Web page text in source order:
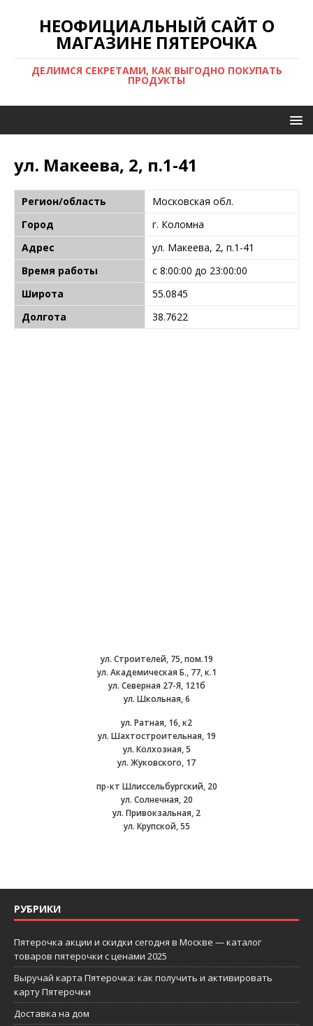
НЕОФИЦИАЛЬНЫЙ САЙТ О
МАГАЗИНЕ ПЯТЕРОЧКА
ДЕЛИМСЯ СЕКРЕТАМИ, КАК ВЫГОДНО ПОКУПАТЬ
ПРОДУКТЫ
ул. Макеева, 2, п.1-41
Регион/область
Московская обл.
Город
г. Коломна
Адрес
ул. Макеева, 2, п.1-41
Время работы
с 8:00:00 до 23:00:00
Широта
55.0845
Долгота
38.7622
ул. Строителей, 75, пом.19
ул. Академическая Б., 77, к.1
ул. Северная 27-Я, 121б
ул. Школьная, 6
ул. Ратная, 16, к2
ул. Шахтостроительная, 19
ул. Колхозная, 5
ул. Жуковского, 17
пр-кт Шлиссельбургский, 20
ул. Солнечная, 20
ул. Привокзальная, 2
ул. Крупской, 55
РУБРИКИ
Пятерочка акции и скидки сегодня в Москве — каталог
товаров пятерочки с ценами 2025
Выручай карта Пятерочка: как получить и активировать
карту Пятерочки
Доставка на дом